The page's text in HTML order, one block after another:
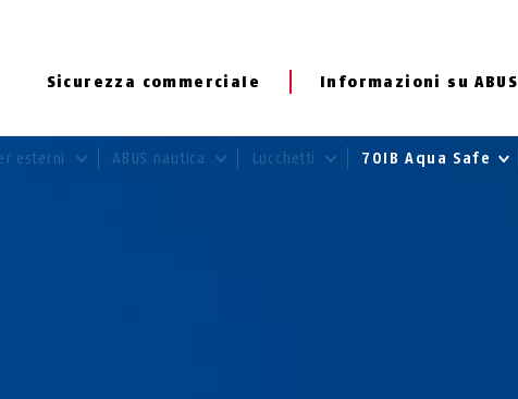
Sicurezza commerciale Informazioni su ABUS
esterni ABUS nautica Lucchetti 70IB Aqua Safe